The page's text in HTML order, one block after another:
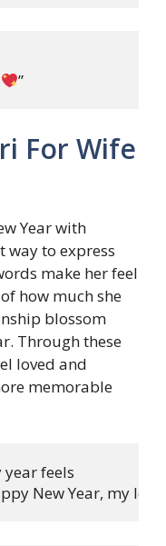
”
For Wife
Year with
way to express
make her feel
how much she
blossom
Through these
loved and
memorable
year feels
New Year, my